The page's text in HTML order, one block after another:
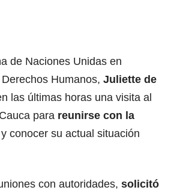
de Naciones Unidas en
Humanos, Juliette de
las últimas horas una visita al
para reunirse con la
y conocer su actual situación
con autoridades, solicitó